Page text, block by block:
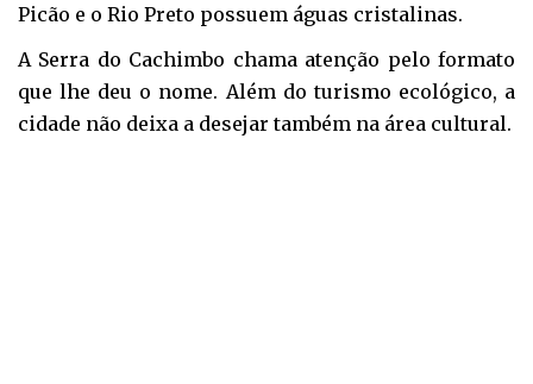
Picão e o Rio Preto possuem águas cristalinas.
A Serra do Cachimbo chama atenção pelo formato
que lhe deu o nome. Além do turismo ecológico, a
cidade não deixa a desejar também na área cultural.